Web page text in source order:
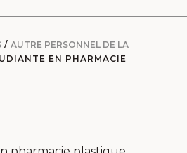
/ AUTRE PERSONNEL DE LA
EN PHARMACIE